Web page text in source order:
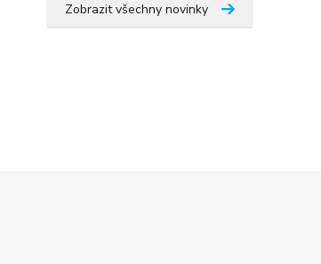
Zobrazit všechny novinky